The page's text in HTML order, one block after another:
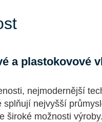
a plastokovové
nejmodernější
nejvyšší
možnosti